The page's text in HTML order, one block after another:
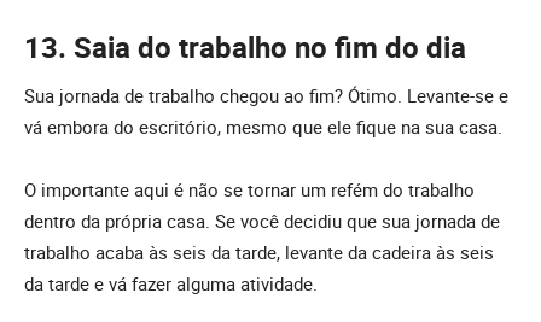
13. Saia do trabalho no fim do dia
Sua jornada de trabalho chegou ao fim? Ótimo. Levante-se e
vá embora do escritório, mesmo que ele fique na sua casa.
O importante aqui é não se tornar um refém do trabalho
dentro da própria casa. Se você decidiu que sua jornada de
trabalho acaba às seis da tarde, levante da cadeira às seis
da tarde e vá fazer alguma atividade.